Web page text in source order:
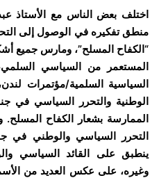
اختلف بعض الناس مع الأستاذ
منطق تفكيره في الوصول إلى
“الكفاح المسلح”، ومارس جميع
المستعمر من السياسي
السياسية السلمية/مؤتمرات
الوطنية والتحرر السياسي في
الممارسة بشعار الكفاح المسلح.
التحرر السياسي والوطني في
ينطبق على القائد السياسي
وغيره، على عكس العديد من